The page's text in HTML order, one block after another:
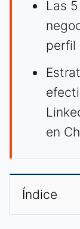
Las
perfil
en
Índice